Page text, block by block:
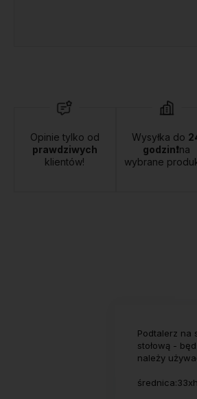
Opinie tylko od
prawdziwych
klientów!
Wysyłka do
godzin❗na
wybrane
Podtalerz na
stołową -
należy